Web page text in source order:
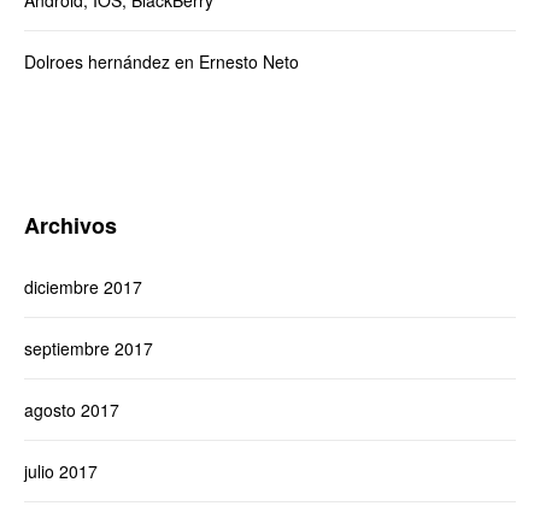
Dolroes hernández en Ernesto Neto
Archivos
diciembre 2017
septiembre 2017
agosto 2017
julio 2017